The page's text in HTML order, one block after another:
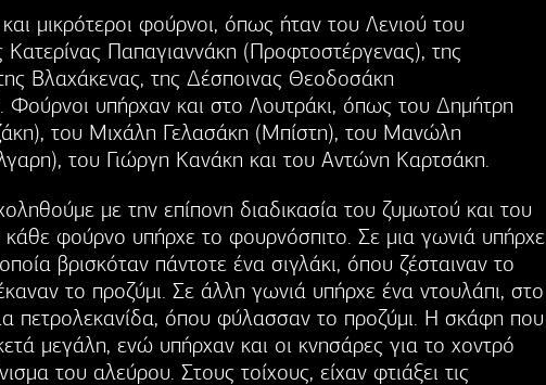
μικρότεροι φούρνοι, όπως ήταν του Λενιού του
Παπαγιαννάκη (Προφτοστέργενας), της
Βλαχάκενας, της Δέσποινας Θεοδοσάκη
υπήρχαν και στο Λουτράκι, όπως του Δημήτρη
του Μιχάλη Γελασάκη (Μπίστη), του Μανώλη
του Γιώργη Κανάκη και του Αντώνη Καρτσάκη.
με την επίπονη διαδικασία του ζυμωτού και του
φούρνο υπήρχε το φουρνόσπιτο. Σε μια γωνιά υπήρχε
βρισκόταν πάντοτε ένα σιγλάκι, όπου ζέσταιναν το
το προζύμι. Σε άλλη γωνιά υπήρχε ένα ντουλάπι, στο
πετρολεκανίδα, όπου φύλασσαν το προζύμι. Η σκάφη που
μεγάλη, ενώ υπήρχαν και οι κνησάρες για το χοντρό
του αλεύρου. Στους τοίχους, είχαν φτιάξει τις